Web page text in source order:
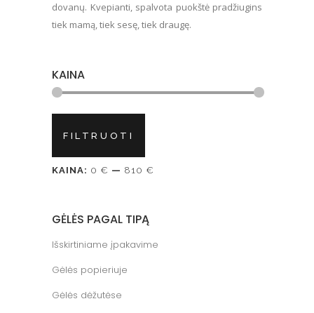
dovanų. Kvepianti, spalvota puokštė pradžiugins
tiek mamą, tiek sesę, tiek draugę.
KAINA
kaina
kaina
FILTRUOTI
KAINA: 0 € — 810 €
GĖLĖS PAGAL TIPĄ
Išskirtiniame įpakavime
Gėlės popieriuje
Gėlės dėžutėse